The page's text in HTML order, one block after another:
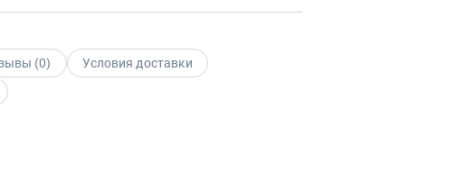
(0)
Условия доставки